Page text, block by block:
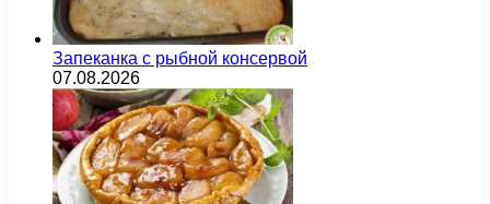
Запеканка с рыбной консервой
07.08.2026